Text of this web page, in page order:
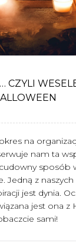
CZYLI
na
nam ta
sposób
Jedną z
jest dynia.
jest ona z
sami!